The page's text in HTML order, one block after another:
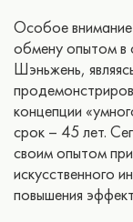
Особое
обмену опытом в
Шэньжень,
концепции
срок – 45 лет.
своим опытом
искусственного
повышения